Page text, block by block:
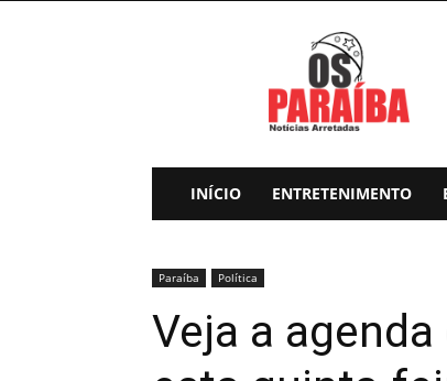
INÍCIO ENTRETENIMENTO
Paraíba Política
Veja a